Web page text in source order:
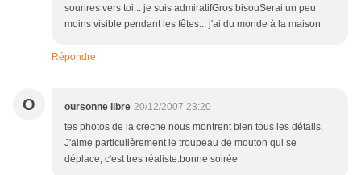
sourires vers toi... je suis admiratifGros bisouSerai un peu
moins visible pendant les fêtes... j'ai du monde à la maison
Répondre
O oursonne libre 20/12/2007 23:20
tes photos de la creche nous montrent bien tous les détails.
J'aime particulièrement le troupeau de mouton qui se
déplace, c'est tres réaliste.bonne soirée